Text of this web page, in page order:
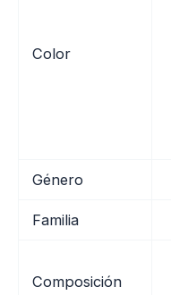
Color
Género
Familia
Composición